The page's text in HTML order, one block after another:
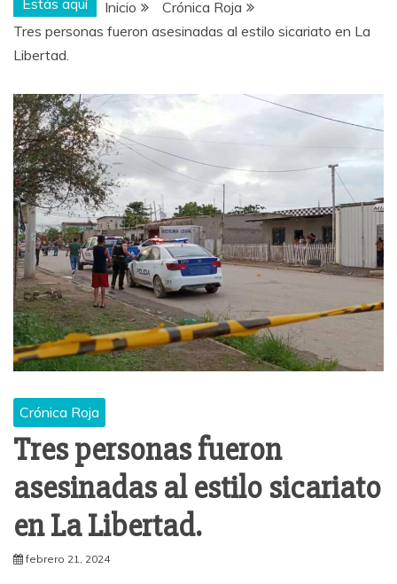
Inicio
Crónica Roja
Tres personas fueron asesinadas al estilo sicariato en La
Libertad.
Crónica Roja
Tres personas fueron
asesinadas al estilo sicariato
en La Libertad.
febrero 21, 2024